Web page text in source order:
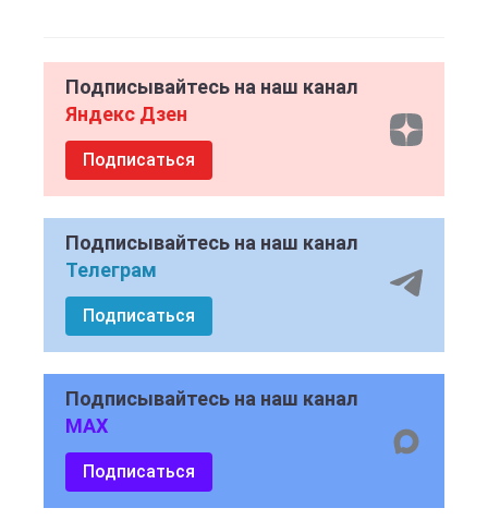
Подписывайтесь на наш канал
Яндекс Дзен
Подписаться
Подписывайтесь на наш канал
Телеграм
Подписаться
Подписывайтесь на наш канал
MAX
Подписаться